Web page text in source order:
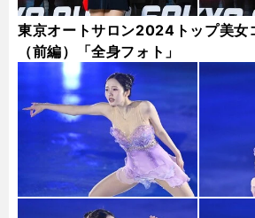
東京オートサロン2024トップ美女
（前編）「全身フォト」